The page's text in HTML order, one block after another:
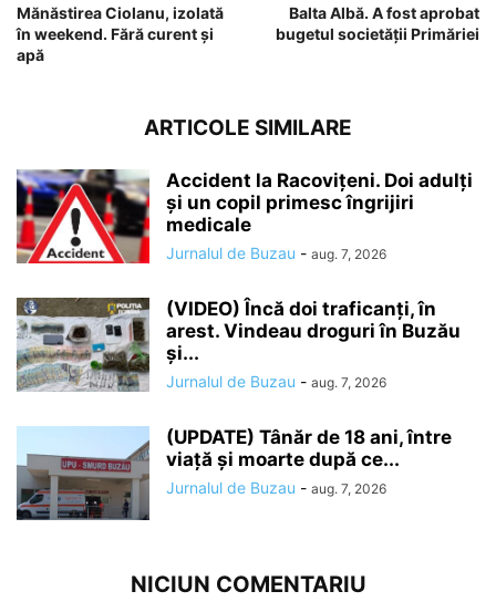
Mănăstirea Ciolanu, izolată
în weekend. Fără curent și
apă
Balta Albă. A fost aprobat
bugetul societății Primăriei
ARTICOLE SIMILARE
Accident la Racovițeni. Doi adulți
și un copil primesc îngrijiri
medicale
Jurnalul de Buzau - aug. 7, 2026
(VIDEO) Încă doi traficanți, în
arest. Vindeau droguri în Buzău
și...
Jurnalul de Buzau - aug. 7, 2026
(UPDATE) Tânăr de 18 ani, între
viață și moarte după ce...
Jurnalul de Buzau - aug. 7, 2026
NICIUN COMENTARIU